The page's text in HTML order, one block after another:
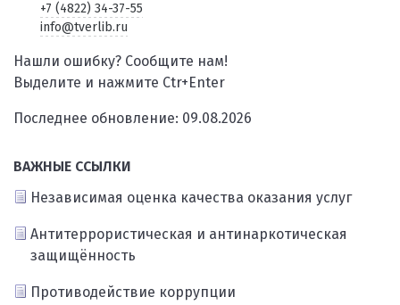
+7 (4822) 34-37-55
info@tverlib.ru
Нашли ошибку? Сообщите нам!
Выделите и нажмите Ctr+Enter
Последнее обновление: 09.08.2026
ВАЖНЫЕ ССЫЛКИ
Независимая оценка качества оказания услуг
Антитеррористическая и антинаркотическая
защищённость
Противодействие коррупции